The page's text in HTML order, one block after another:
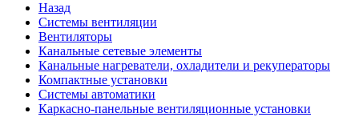
Назад
Системы вентиляции
Вентиляторы
Канальные сетевые элементы
Канальные нагреватели, охладители и рекуператоры
Компактные установки
Системы автоматики
Каркасно-панельные вентиляционные установки